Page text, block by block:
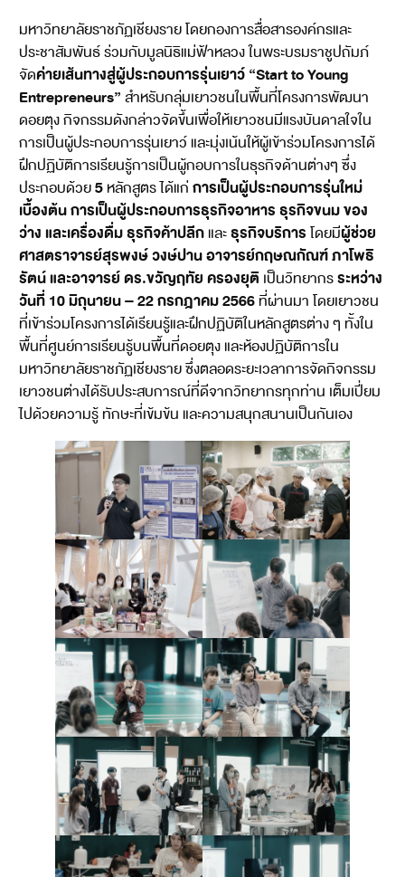
มหาวิทยาลัยราชภัฏเชียงราย โดยกองการสื่อสารองค์กรและ
ประชาสัมพันธ์ ร่วมกับมูลนิธิแม่ฟ้าหลวง ในพระบรมราชูปถัมภ์
จัดค่ายเส้นทางสู่ผู้ประกอบการรุ่นเยาว์ “Start to Young
Entrepreneurs”สำหรับกลุ่มเยาวชนในพื้นที่โครงการพัฒนา
ดอยตุง กิจกรรมดังกล่าวจัดขึ้นเพื่อให้เยาวชนมีแรงบันดาลใจใน
การเป็นผู้ประกอบการรุ่นเยาว์ และมุ่งเน้นให้ผู้เข้าร่วมโครงการได้
ฝึกปฏิบัติการเรียนรู้การเป็นผู้กอบการในธุรกิจด้านต่างๆ ซึ่ง
ประกอบด้วย5หลักสูตร ได้แก่การเป็นผู้ประกอบการรุ่นใหม่
เบื้องต้น การเป็นผู้ประกอบการธุรกิจอาหาร ธุรกิจขนม ของ
ว่าง และเครื่องดื่ม ธุรกิจค้าปลีกและธุรกิจบริการโดยมีผู้ช่วย
ศาสตราจารย์สุรพงษ์ วงษ์ปาน อาจารย์กฤษณกัณฑ์ ภาโพธิ
รัตน์ และอาจารย์ ดร.ขวัญฤทัย ครองยุติ เป็นวิทยากรระหว่าง
วันที่ 10 มิถุนายน – 22 กรกฎาคม 2566ที่ผ่านมา โดยเยาวชน
ที่เข้าร่วมโครงการได้เรียนรู้และฝึกปฏิบัติในหลักสูตรต่าง ๆ ทั้งใน
พื้นที่ศูนย์การเรียนรู้บนพื้นที่ดอยตุง และห้องปฏิบัติการใน
มหาวิทยาลัยราชภัฏเชียงราย ซึ่งตลอดระยะเวลาการจัดกิจกรรม
เยาวชนต่างได้รับประสบการณ์ที่ดีจากวิทยากรทุกท่าน เต็มเปี่ยม
ไปด้วยความรู้ ทักษะที่เข้มข้น และความสนุกสนานเป็นกันเอง